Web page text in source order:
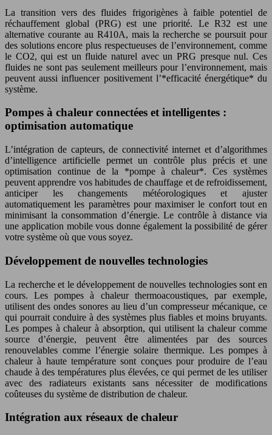
La transition vers des fluides frigorigènes à faible potentiel de
réchauffement global (PRG) est une priorité. Le R32 est une
alternative courante au R410A, mais la recherche se poursuit pour
des solutions encore plus respectueuses de l’environnement, comme
le CO2, qui est un fluide naturel avec un PRG presque nul. Ces
fluides ne sont pas seulement meilleurs pour l’environnement, mais
peuvent aussi influencer positivement l’*efficacité énergétique* du
système.
Pompes à chaleur connectées et intelligentes :
optimisation automatique
L’intégration de capteurs, de connectivité internet et d’algorithmes
d’intelligence artificielle permet un contrôle plus précis et une
optimisation continue de la *pompe à chaleur*. Ces systèmes
peuvent apprendre vos habitudes de chauffage et de refroidissement,
anticiper les changements météorologiques et ajuster
automatiquement les paramètres pour maximiser le confort tout en
minimisant la consommation d’énergie. Le contrôle à distance via
une application mobile vous donne également la possibilité de gérer
votre système où que vous soyez.
Développement de nouvelles technologies
La recherche et le développement de nouvelles technologies sont en
cours. Les pompes à chaleur thermoacoustiques, par exemple,
utilisent des ondes sonores au lieu d’un compresseur mécanique, ce
qui pourrait conduire à des systèmes plus fiables et moins bruyants.
Les pompes à chaleur à absorption, qui utilisent la chaleur comme
source d’énergie, peuvent être alimentées par des sources
renouvelables comme l’énergie solaire thermique. Les pompes à
chaleur à haute température sont conçues pour produire de l’eau
chaude à des températures plus élevées, ce qui permet de les utiliser
avec des radiateurs existants sans nécessiter de modifications
coûteuses du système de distribution de chaleur.
Intégration aux réseaux de chaleur